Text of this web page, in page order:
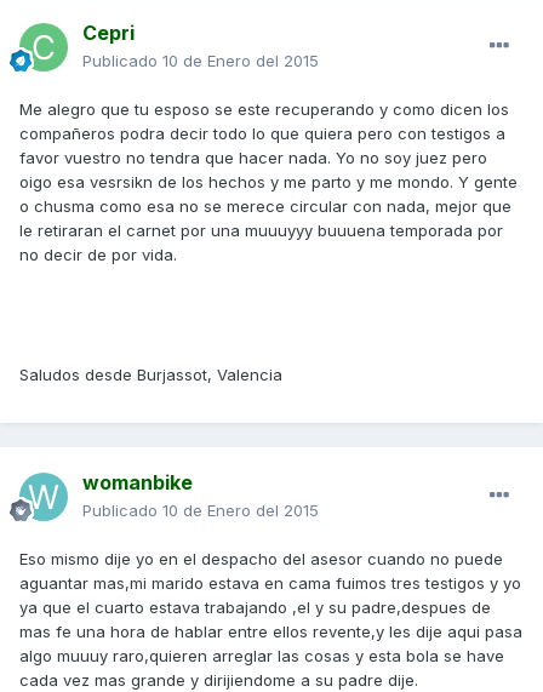
Cepri
Publicado 10 de Enero del 2015
Me alegro que tu esposo se este recuperando y como dicen los
compañeros podra decir todo lo que quiera pero con testigos a
favor vuestro no tendra que hacer nada. Yo no soy juez pero
oigo esa vesrsikn de los hechos y me parto y me mondo. Y gente
o chusma como esa no se merece circular con nada, mejor que
le retiraran el carnet por una muuuyyy buuuena temporada por
no decir de por vida.
Saludos desde Burjassot, Valencia
womanbike
Publicado 10 de Enero del 2015
Eso mismo dije yo en el despacho del asesor cuando no puede
aguantar mas,mi marido estava en cama fuimos tres testigos y yo
ya que el cuarto estava trabajando ,el y su padre,despues de
mas fe una hora de hablar entre ellos revente,y les dije aqui pasa
algo muuuy raro,quieren arreglar las cosas y esta bola se have
cada vez mas grande y dirijiendome a su padre dije.